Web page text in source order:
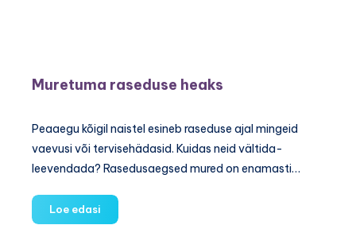
Muretuma raseduse heaks
Peaaegu kõigil naistel esineb raseduse ajal mingeid
vaevusi või tervisehädasid. Kuidas neid vältida-
leevendada? Rasedusaegsed mured on enamasti…
Loe edasi